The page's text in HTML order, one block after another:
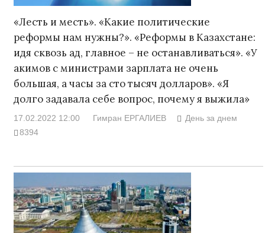
«Лесть и месть». «Какие политические
реформы нам нужны?». «Реформы в Казахстане:
идя сквозь ад, главное – не останавливаться». «У
акимов с министрами зарплата не очень
большая, а часы за сто тысяч долларов». «Я
долго задавала себе вопрос, почему я выжила»
17.02.2022 12:00 Гимран ЕРГАЛИЕВ
День за днем
8394